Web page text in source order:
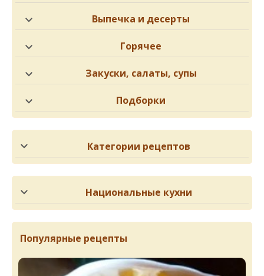
Выпечка и десерты
Горячее
Закуски, салаты, супы
Подборки
Категории рецептов
Национальные кухни
Популярные рецепты